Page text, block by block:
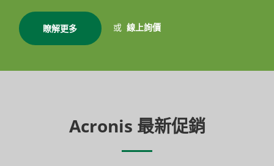
瞭解更多 或 線上詢價
Acronis 最新促銷